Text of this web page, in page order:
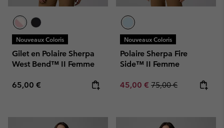
Nouveaux Coloris
Gilet en Polaire Sherpa
West Bend™ II Femme
Regular price:
65,00 €
Nouveaux Coloris
Polaire Sherpa Fire
Side™ II Femme
Sale price:
45,00 € Regular price:
75,00 €